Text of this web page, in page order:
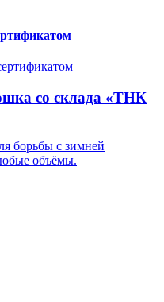
со склада «ТНК
борьбы с зимней
объёмы.